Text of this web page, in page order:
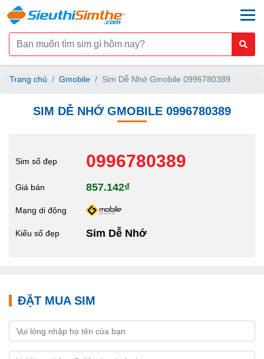
Trang chủ Gmobile Sim Dễ Nhớ Gmobile 0996780389
SIM DỄ NHỚ GMOBILE 0996780389
Sim số đẹp 0996780389
Giá bán 857.142₫
Mạng di động
Kiểu số đẹp Sim Dễ Nhớ
ĐẶT MUA SIM